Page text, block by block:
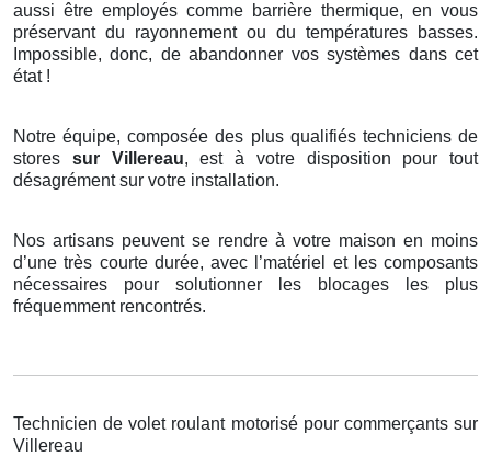
aussi être employés comme barrière thermique, en vous
préservant du rayonnement ou du températures basses.
Impossible, donc, de abandonner vos systèmes dans cet
état !
Notre équipe, composée des plus qualifiés techniciens de
stores sur Villereau, est à votre disposition pour tout
désagrément sur votre installation.
Nos artisans peuvent se rendre à votre maison en moins
d’une très courte durée, avec l’matériel et les composants
nécessaires pour solutionner les blocages les plus
fréquemment rencontrés.
Technicien de volet roulant motorisé pour commerçants sur
Villereau